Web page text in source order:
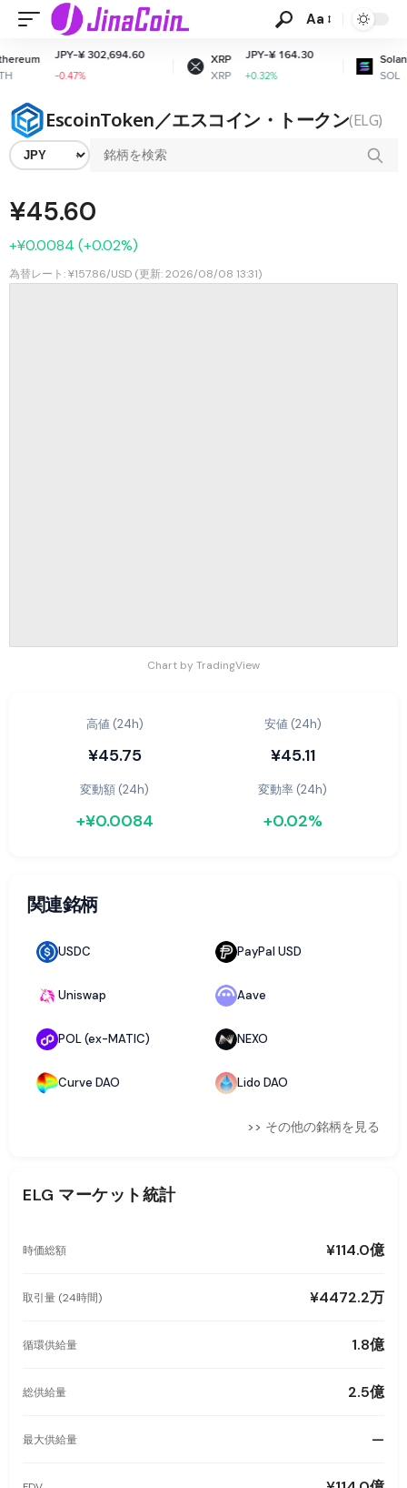
Aa
JPY-¥ 302,694.60
-0.47%
XRP
XRP
JPY-¥ 164.30
+0.32%
Solana
SOL
EscoinToken／エスコイン・トークン(ELG)
¥45.60
+¥0.0084 (+0.02%)
為替レート: ¥157.86/USD (更新: 2026/08/08 13:31)
Chart by TradingView
高値 (24h)
¥45.75
安値 (24h)
¥45.11
変動額 (24h)
+¥0.0084
変動率 (24h)
+0.02%
関連銘柄
USDC PayPal USD
Uniswap Aave
POL (ex-MATIC) NEXO
Curve DAO Lido DAO
>> その他の銘柄を見る
ELG マーケット統計
時価総額 ¥114.0億
取引量 (24時間) ¥4472.2万
循環供給量 1.8億
総供給量 2.5億
最大供給量 —